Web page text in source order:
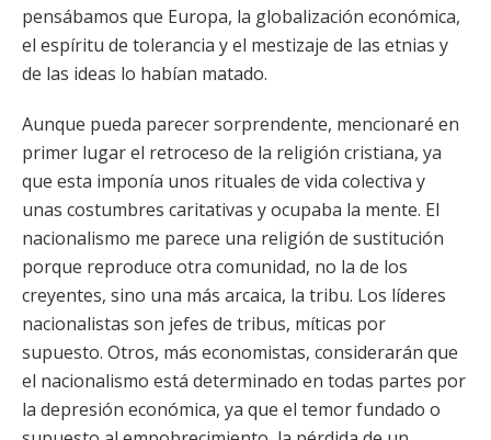
pensábamos que Europa, la globalización económica,
el espíritu de tolerancia y el mestizaje de las etnias y
de las ideas lo habían matado.
Aunque pueda parecer sorprendente, mencionaré en
primer lugar el retroceso de la religión cristiana, ya
que esta imponía unos rituales de vida colectiva y
unas costumbres caritativas y ocupaba la mente. El
nacionalismo me parece una religión de sustitución
porque reproduce otra comunidad, no la de los
creyentes, sino una más arcaica, la tribu. Los líderes
nacionalistas son jefes de tribus, míticas por
supuesto. Otros, más economistas, considerarán que
el nacionalismo está determinado en todas partes por
la depresión económica, ya que el temor fundado o